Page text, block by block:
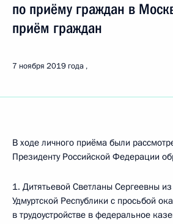
по приёму граждан в
приём граждан
7 ноября 2019 года
В ходе личного приёма были
Президенту Российской Федерации
1. Дитятьевой Светланы Сергеевны
Удмуртской Республики с просьбой
в трудоустройстве в федеральное